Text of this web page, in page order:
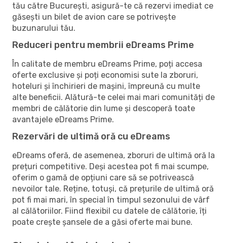
tău către București, asigură-te că rezervi imediat ce
găsești un bilet de avion care se potrivește
buzunarului tău.
Reduceri pentru membrii eDreams Prime
În calitate de membru eDreams Prime, poți accesa
oferte exclusive și poți economisi sute la zboruri,
hoteluri și închirieri de mașini, împreună cu multe
alte beneficii. Alătură-te celei mai mari comunități de
membri de călătorie din lume și descoperă toate
avantajele eDreams Prime.
Rezervări de ultimă oră cu eDreams
eDreams oferă, de asemenea, zboruri de ultimă oră la
prețuri competitive. Deși acestea pot fi mai scumpe,
oferim o gamă de opțiuni care să se potrivească
nevoilor tale. Reține, totuși, că prețurile de ultimă oră
pot fi mai mari, în special în timpul sezonului de vârf
al călătoriilor. Fiind flexibil cu datele de călătorie, îți
poate crește șansele de a găsi oferte mai bune.